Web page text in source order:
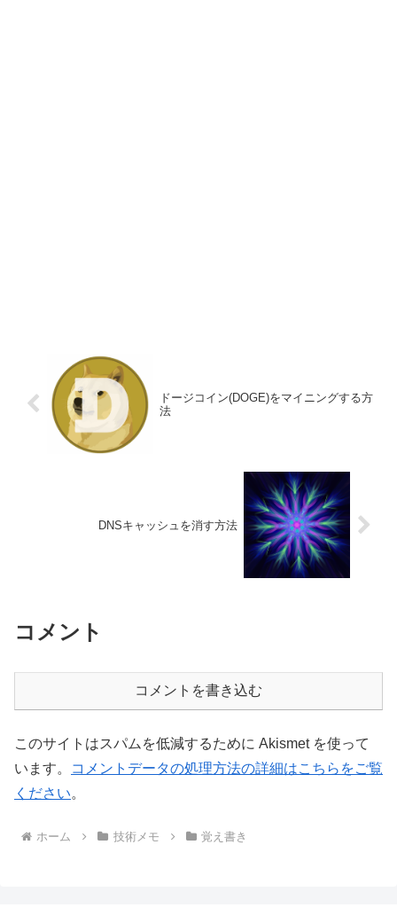
ドージコイン(DOGE)をマイニングする方
法
DNSキャッシュを消す方法
コメント
コメントを書き込む
このサイトはスパムを低減するために Akismet を使って
います。
コメントデータの処理方法の詳細はこちらをご覧
ください。
ホーム 技術メモ 覚え書き